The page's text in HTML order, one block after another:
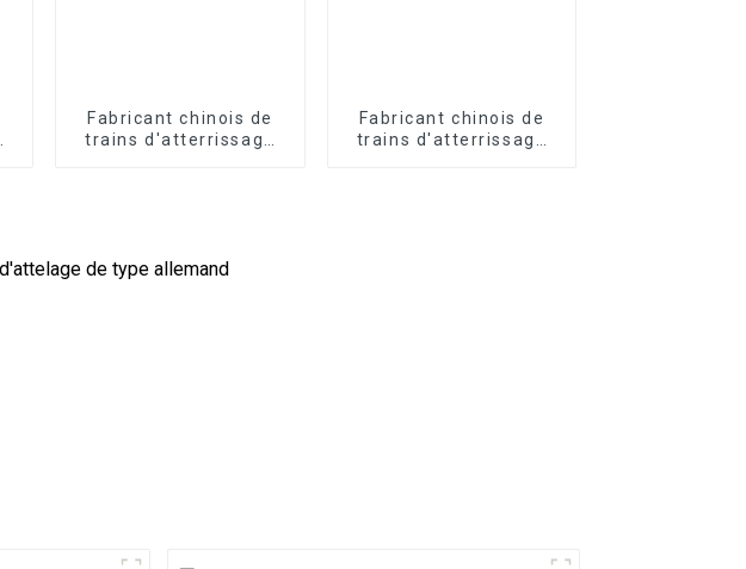
Fabricant chinois de
trains d'atterrissage
Fabricant chinois de
trains d'atterrissage